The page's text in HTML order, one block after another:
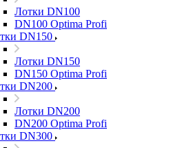
Лотки DN100
DN100 Optima Profi
DN150
Лотки DN150
DN150 Optima Profi
DN200
Лотки DN200
DN200 Optima Profi
DN300